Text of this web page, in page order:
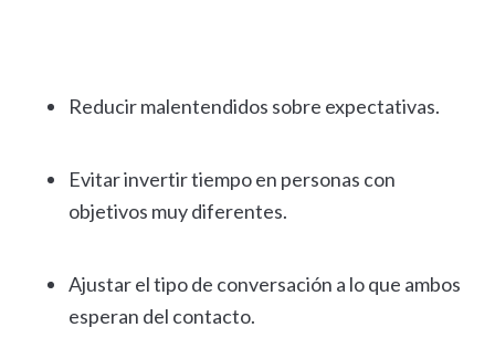
Reducir malentendidos sobre expectativas.
Evitar invertir tiempo en personas con
objetivos muy diferentes.
Ajustar el tipo de conversación a lo que ambos
esperan del contacto.